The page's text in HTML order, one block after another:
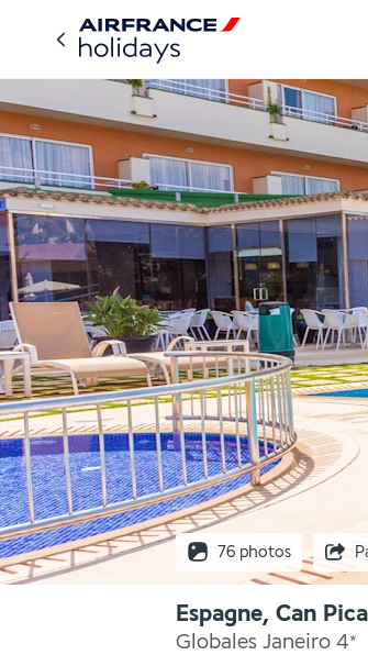
76 photos
Espagne, Can
Globales Janeiro 4*